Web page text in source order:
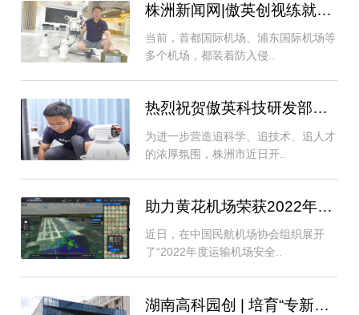
株洲新闻网|傲英创视练就一双“火眼金睛” ，..
当前，首都国际机场、浦东国际机场等
多个机场，都装着防入侵..
热烈祝贺傲英科技研发部黄营磊被评为株洲市..
为进一步营造追科学、追技术、追人才
的浓厚氛围，株洲市近日开..
助力黄花机场荣获2022年度运输机场安全管理..
近日，在中国民航机场协会组织展开
了“2022年度运输机场安全..
湖南高科园创 | 培育“专新特新”企业，打造..